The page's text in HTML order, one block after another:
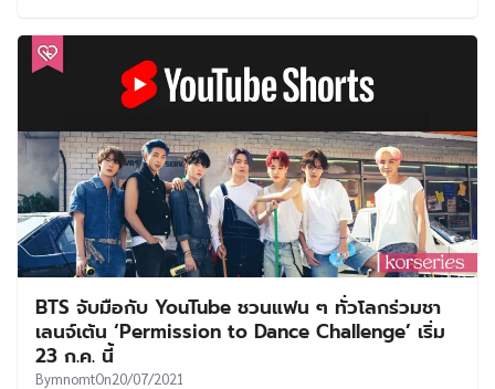
BTS จับมือกับ YouTube ชวนแฟน ๆ ทั่วโลกร่วมชา
เลนจ์เต้น ‘Permission to Dance Challenge’ เริ่ม
23 ก.ค. นี้
BymnomtOn20/07/2021